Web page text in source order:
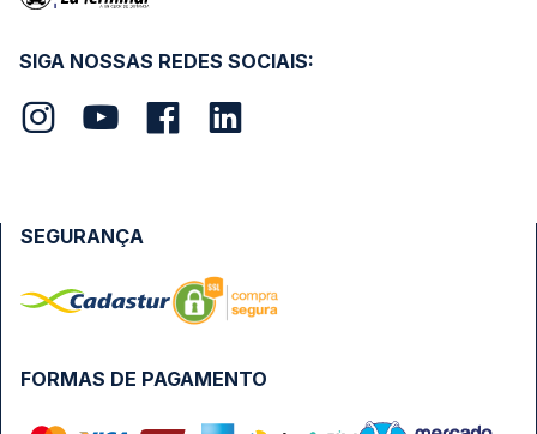
SIGA NOSSAS REDES SOCIAIS:
FORMAS DE PAGAMENTO
SEGURANÇA